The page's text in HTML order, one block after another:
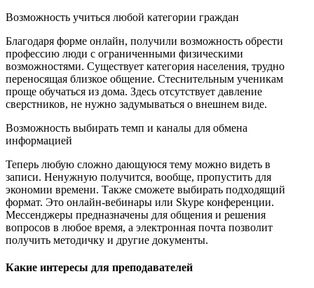
Возможность учиться любой категории граждан
Благодаря форме онлайн, получили возможность обрести
профессию люди с ограниченными физическими
возможностями. Существует категория населения, трудно
переносящая близкое общение. Стеснительным ученикам
проще обучаться из дома. Здесь отсутствует давление
сверстников, не нужно задумываться о внешнем виде.
Возможность выбирать темп и каналы для обмена
информацией
Теперь любую сложно дающуюся тему можно видеть в
записи. Ненужную получится, вообще, пропустить для
экономии времени. Также сможете выбирать подходящий
формат. Это онлайн-вебинары или Skype конференции.
Мессенджеры предназначены для общения и решения
вопросов в любое время, а электронная почта позволит
получить методичку и другие документы.
Какие интересы для преподавателей